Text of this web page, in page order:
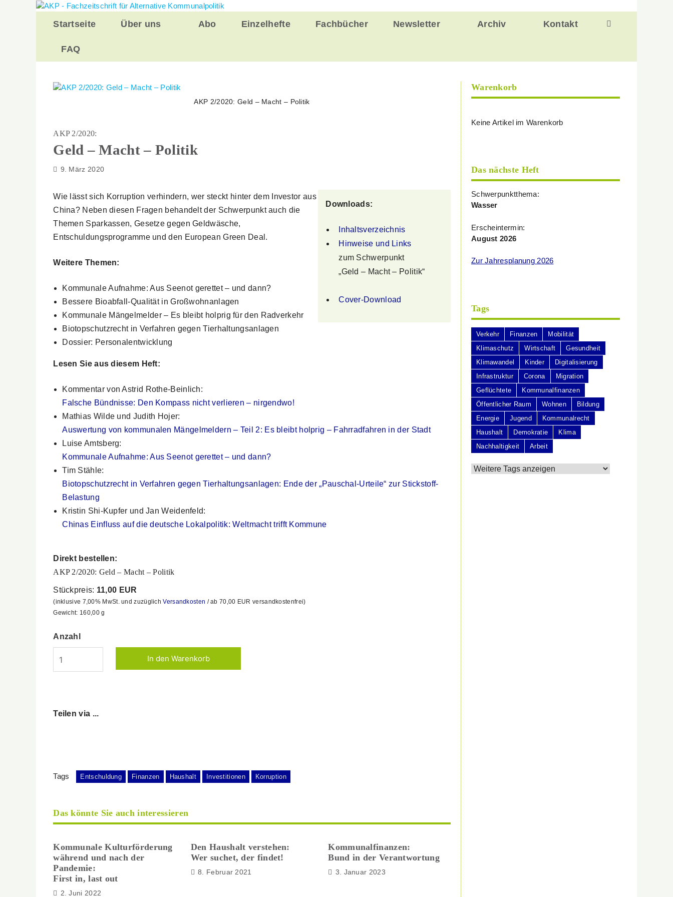
Zurück
InhaltStartseite Über uns Abo Einzelhefte Fachbücher Newsletter Archiv Kontakt
FAQ
AKP 2/2020: Geld – Macht – Politik
AKP 2/2020:
Geld – Macht – Politik
9. März 2020
Wie lässt sich Korruption verhindern, wer steckt hinter dem ­Investor aus
China? Neben diesen Fragen behandelt der Schwerpunkt auch die
Themen Sparkassen, Gesetze gegen Geldwäsche,
Entschuldungsprogramme und den European Green Deal.
Weitere Themen:
Kommunale Aufnahme: Aus Seenot gerettet – und dann?
Bessere Bioabfall-Qualität in Großwohnanlagen
Kommunale Mängelmelder – Es bleibt holprig für den Radverkehr
Biotopschutzrecht in Verfahren gegen Tierhaltungsanlagen
Dossier: Personalentwicklung
Downloads:
Inhaltsverzeichnis
Hinweise und Links
zum Schwerpunkt
„Geld – Macht – Politik“
Cover-Download
Lesen Sie aus diesem Heft:
Kommentar von Astrid Rothe-Beinlich:
Falsche Bündnisse: Den Kompass nicht verlieren – nirgendwo!
Mathias Wilde und Judith Hojer:
Auswertung von kommunalen Mängelmeldern – Teil 2: Es bleibt holprig – Fahrradfahren in der Stadt
Luise Amtsberg:
Kommunale Aufnahme: Aus Seenot gerettet – und dann?
Tim Stähle:
Biotopschutzrecht in Verfahren gegen Tierhaltungsanlagen: Ende der „Pauschal-Urteile“ zur Stickstoff-
Belastung
Kristin Shi-Kupfer und Jan Weidenfeld:
Chinas Einfluss auf die deutsche Lokalpolitik: Weltmacht trifft Kommune
Direkt bestellen:
AKP 2/2020: Geld – Macht – Politik
Stückpreis: 11,00 EUR
(inklusive 7,00% MwSt. und zuzüglichVersandkosten / ab 70,00 EUR versandkostenfrei)
Gewicht: 160,00g
Anzahl
Teilen via ...
Tags Entschuldung Finanzen Haushalt Investitionen Korruption
Das könnte Sie auch interessieren
Kommunale Kulturförderung
während und nach der
Pandemie:
First in, last out
2. Juni 2022
Den Haushalt verstehen:
Wer suchet, der findet!
8. Februar 2021
Kommunalfinanzen:
Bund in der Verantwortung
3. Januar 2023
Warenkorb
Keine Artikel im Warenkorb
Das nächste Heft
Schwerpunktthema:
Wasser
Erscheintermin:
August 2026
Zur Jahresplanung 2026
Tags
Verkehr Finanzen
Mobilität
Klimaschutz
Wirtschaft
Gesundheit
Klimawandel
Kinder
Digitalisierung
Infrastruktur
Corona
Migration
Geflüchtete
Kommunalfinanzen
Öffentlicher Raum
Wohnen
Bildung
Energie
Jugend
Kommunalrecht
Haushalt
Demokratie
Klima
Nachhaltigkeit
Arbeit